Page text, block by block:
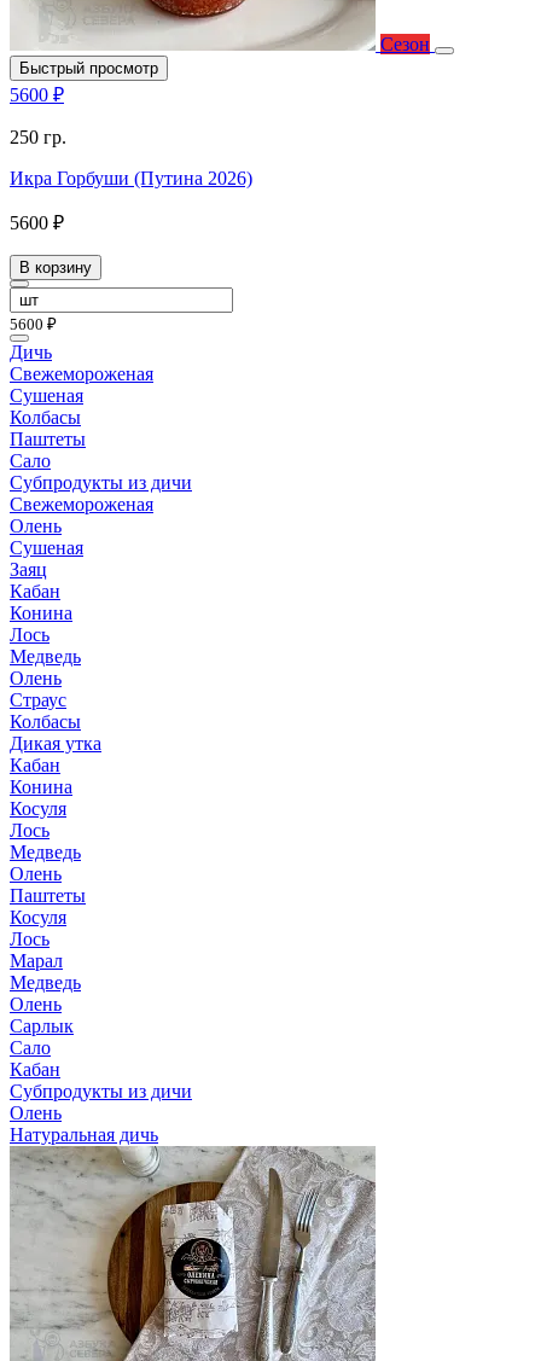
Сезон
Быстрый просмотр
5600 ₽
250 гр.
Икра Горбуши (Путина 2026)
5600 ₽
В корзину
5600 ₽
Дичь
Свежемороженая
Сушеная
Колбасы
Паштеты
Сало
Субпродукты из дичи
Свежемороженая
Олень
Сушеная
Заяц
Кабан
Конина
Лось
Медведь
Олень
Страус
Колбасы
Дикая утка
Кабан
Конина
Косуля
Лось
Медведь
Олень
Паштеты
Косуля
Лось
Марал
Медведь
Олень
Сарлык
Сало
Кабан
Субпродукты из дичи
Олень
Натуральная дичь